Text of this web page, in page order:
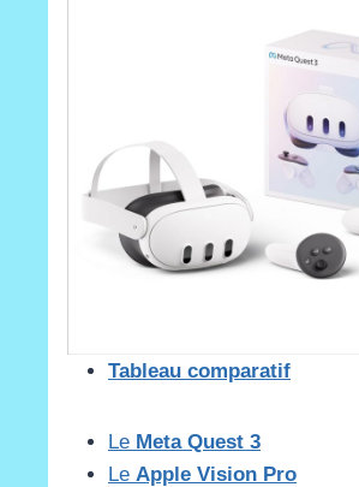
Tableau comparatif
Le Meta Quest 3
Le Apple Vision Pro